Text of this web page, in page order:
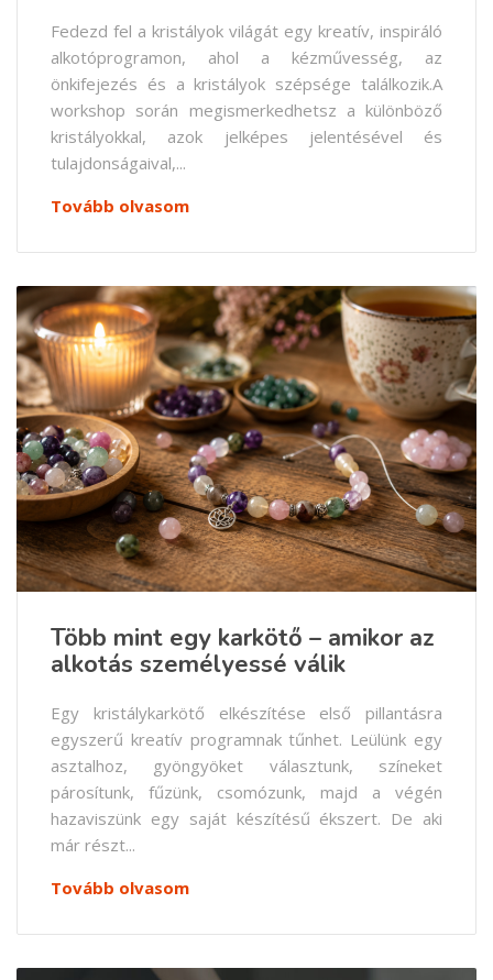
Fedezd fel a kristályok világát egy kreatív, inspiráló
alkotóprogramon, ahol a kézművesség, az
önkifejezés és a kristályok szépsége találkozik.A
workshop során megismerkedhetsz a különböző
kristályokkal, azok jelképes jelentésével és
tulajdonságaival,...
Tovább olvasom
Több mint egy karkötő – amikor az
alkotás személyessé válik
Egy kristálykarkötő elkészítése első pillantásra
egyszerű kreatív programnak tűnhet. Leülünk egy
asztalhoz, gyöngyöket választunk, színeket
párosítunk, fűzünk, csomózunk, majd a végén
hazaviszünk egy saját készítésű ékszert. De aki
már részt...
Tovább olvasom